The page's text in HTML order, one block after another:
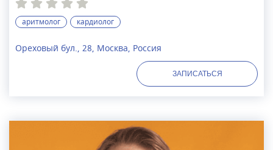
аритмолог кардиолог
Ореховый бул., 28, Москва, Россия
ЗАПИСАТЬСЯ